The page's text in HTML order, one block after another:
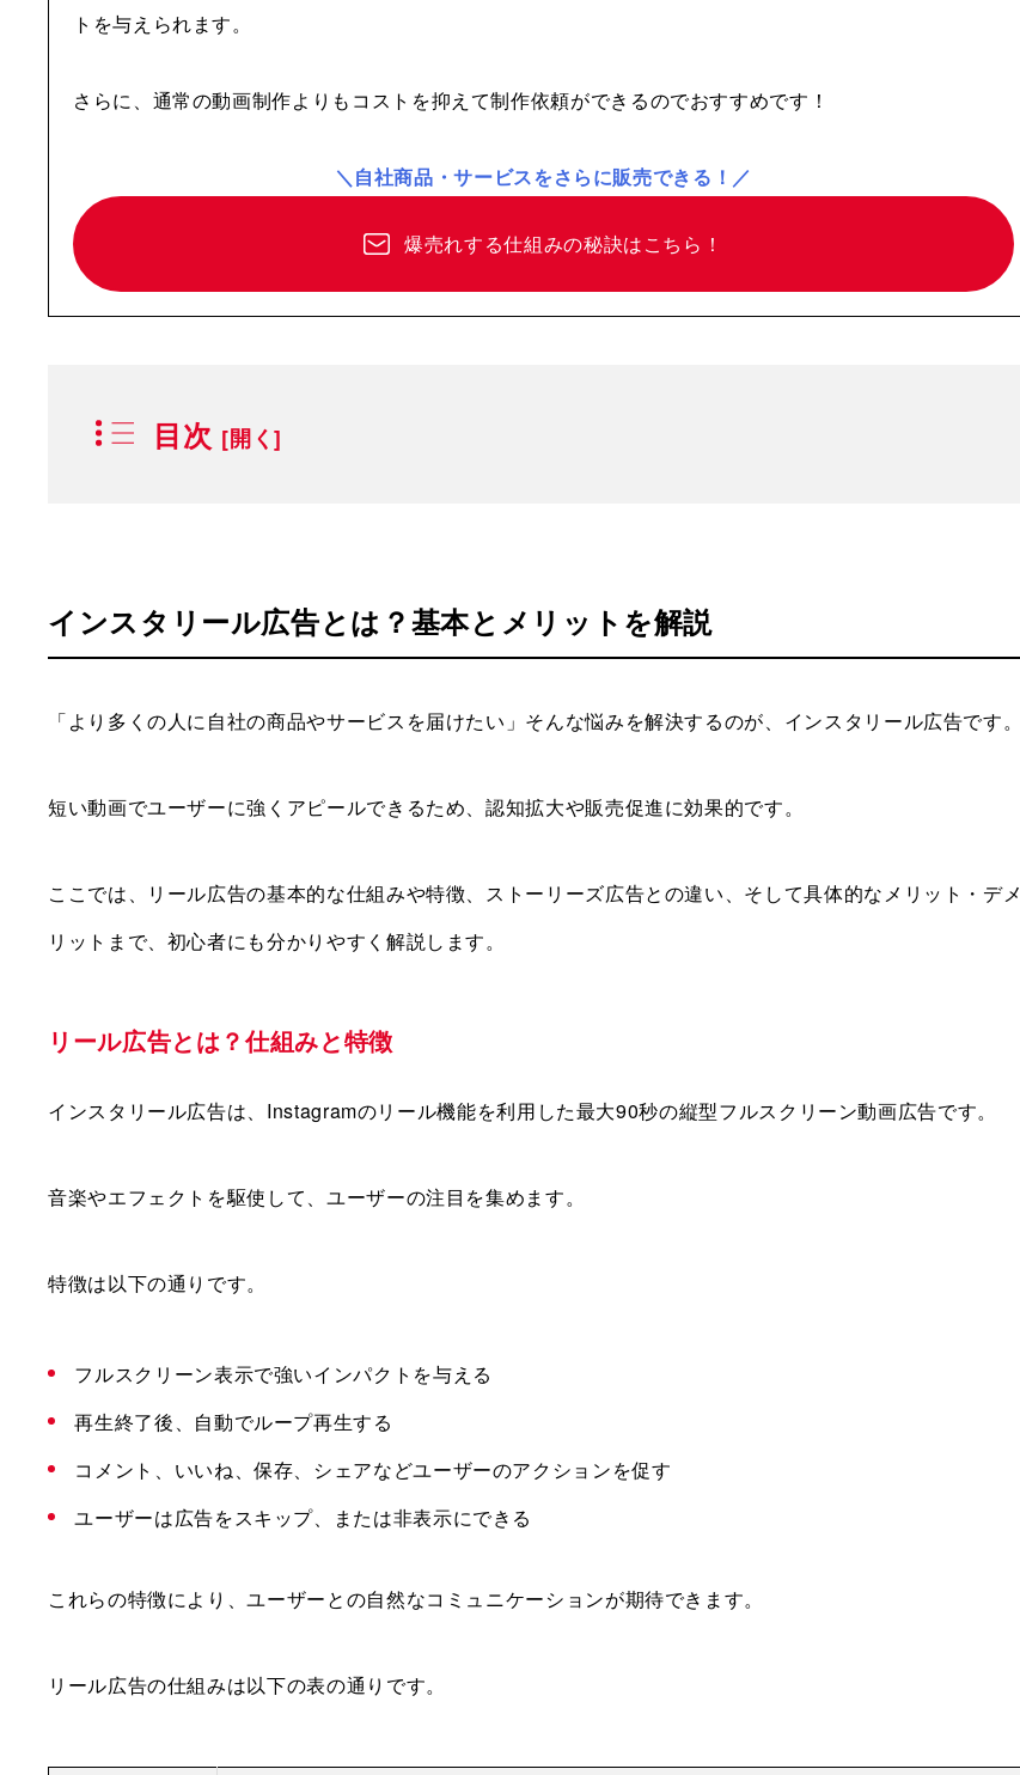
トを与えられます。
さらに、通常の動画制作よりもコストを抑えて制作依頼ができるのでおすすめです！
＼自社商品・サービスをさらに販売できる！／
爆売れする仕組みの秘訣はこちら！
目次
インスタリール広告とは？基本とメリットを解説
「より多くの人に自社の商品やサービスを届けたい」そんな悩みを解決するのが、インスタリール広告です。
短い動画でユーザーに強くアピールできるため、認知拡大や販売促進に効果的です。
ここでは、リール広告の基本的な仕組みや特徴、ストーリーズ広告との違い、そして具体的なメリット・デメ
リットまで、初心者にも分かりやすく解説します。
リール広告とは？仕組みと特徴
インスタリール広告は、Instagramのリール機能を利用した最大90秒の縦型フルスクリーン動画広告です。
音楽やエフェクトを駆使して、ユーザーの注目を集めます。
特徴は以下の通りです。
フルスクリーン表示で強いインパクトを与える
再生終了後、自動でループ再生する
コメント、いいね、保存、シェアなどユーザーのアクションを促す
ユーザーは広告をスキップ、または非表示にできる
これらの特徴により、ユーザーとの自然なコミュニケーションが期待できます。
リール広告の仕組みは以下の表の通りです。